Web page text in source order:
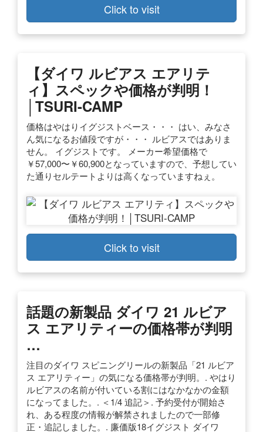
Click to visit
【ダイワ ルビアス エアリテ
ィ】スペックや価格が判明！
│TSURI-CAMP
価格はやはりイグジストベース・・・ はい、みなさ
ん気になるお値段ですが・・・ ルビアスではありま
せん。 イグジストです。 メーカー希望価格で
￥57,000〜￥60,900となっていますので、予想してい
た通りセルテートよりは高くなっていますねぇ。
Click to visit
話題の新製品 ダイワ 21 ルビア
ス エアリティーの価格帯が判明
…
注目のダイワ スピニングリールの新製品「21 ルビア
ス エアリティー」の気になる価格帯が判明。. やはり
ルビアスの名前が付いている割にはなかなかの金額
になってました。. ＜1/4 追記＞. 予約受付が開始さ
れ、ある程度の情報が解禁されましたので一部修
正・追記しました。. 廉価版18イグジスト ダイワ